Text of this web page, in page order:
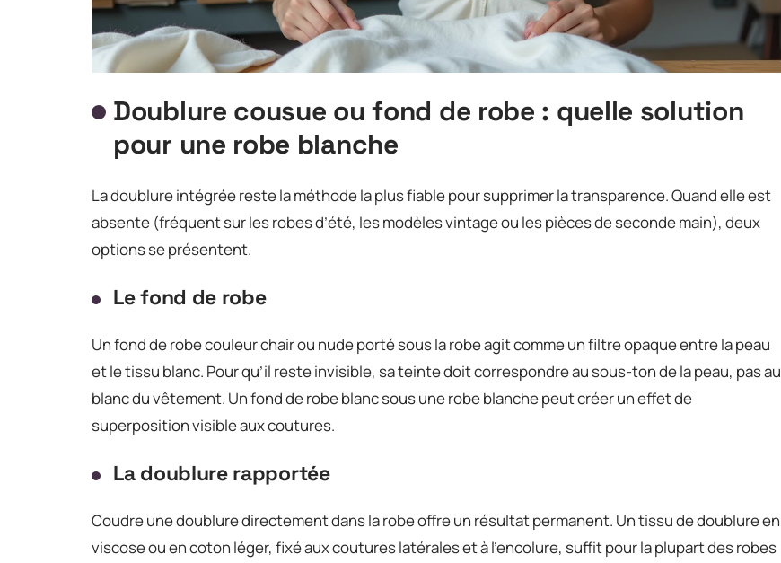
Doublure cousue ou fond de robe : quelle solution
pour une robe blanche
La doublure intégrée reste la méthode la plus fiable pour supprimer la transparence. Quand elle est
absente (fréquent sur les robes d’été, les modèles vintage ou les pièces de seconde main), deux
options se présentent.
Le fond de robe
Un fond de robe couleur chair ou nude porté sous la robe agit comme un filtre opaque entre la peau
et le tissu blanc. Pour qu’il reste invisible, sa teinte doit correspondre au sous-ton de la peau, pas au
blanc du vêtement. Un fond de robe blanc sous une robe blanche peut créer un effet de
superposition visible aux coutures.
La doublure rapportée
Coudre une doublure directement dans la robe offre un résultat permanent. Un tissu de doublure en
viscose ou en coton léger, fixé aux coutures latérales et à l’encolure, suffit pour la plupart des robes